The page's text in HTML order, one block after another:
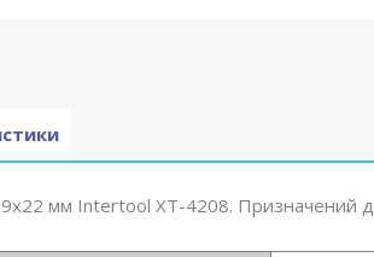
мм Intertool XT-4208. Призначений